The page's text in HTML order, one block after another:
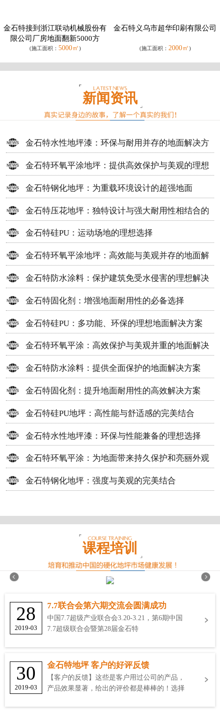
金石特接到浙江联动机械股份有
限公司厂房地面翻新5000方
(施工面积： 5000㎡)
金石特义乌市超华印刷有限公司
(施工面积： 2000㎡)
新闻资讯
金石特水性地坪漆：环保与耐用并存的地面解决方
案
金石特环氧平涂地坪：提供高效保护与美观的理想
选择
金石特钢化地坪：为重载环境设计的超强地面
金石特压花地坪：独特设计与强大耐用性相结合的
地面材料
金石特硅PU：运动场地的理想选择
金石特环氧平涂地坪：高效能与美观并存的地面解
决方案
金石特防水涂料：保护建筑免受水侵害的理想解决
方案
金石特固化剂：增强地面耐用性的必备选择
金石特硅PU：多功能、环保的理想地面解决方案
金石特环氧平涂：高效保护与美观并重的地面解决
方案
金石特防水涂料：提供全面保护的地面解决方案
金石特固化剂：提升地面耐用性的高效解决方案
金石特硅PU地坪：高性能与舒适感的完美结合
金石特水性地坪漆：环保与性能兼备的理想选择
金石特环氧平涂：为地面带来持久保护和亮丽外观
金石特钢化地坪：强度与美观的完美结合
课程培训
28
2019-03
7.7联合会第六期交流会圆满成功
中国7.7超级产业联合会3.20-3.21，第6期中国
7.7超级联合会暨第28届金石特
30
2019-03
金石特地坪 客户的好评反馈
【客户的反馈】这些是客户用过公司的产品，
产品效果显著，给出的评价都是棒棒的！选择